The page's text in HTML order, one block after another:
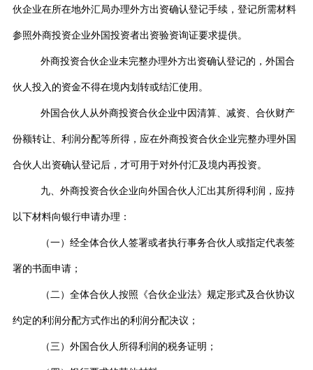
伙企业在所在地外汇局办理外方出资确认登记手续，登记所需材料
参照外商投资企业外国投资者出资验资询证要求提供。
外商投资合伙企业未完整办理外方出资确认登记的，外国合
伙人投入的资金不得在境内划转或结汇使用。
外国合伙人从外商投资合伙企业中因清算、减资、合伙财产
份额转让、利润分配等所得，应在外商投资合伙企业完整办理外国
合伙人出资确认登记后，才可用于对外付汇及境内再投资。
九、外商投资合伙企业向外国合伙人汇出其所得利润，应持
以下材料向银行申请办理：
（一）经全体合伙人签署或者执行事务合伙人或指定代表签
署的书面申请；
（二）全体合伙人按照《合伙企业法》规定形式及合伙协议
约定的利润分配方式作出的利润分配决议；
（三）外国合伙人所得利润的税务证明；